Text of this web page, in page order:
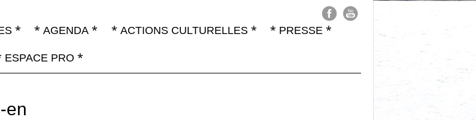
* * AGENDA * * ACTIONS CULTURELLES *
* PRESSE *
ESPACE PRO *